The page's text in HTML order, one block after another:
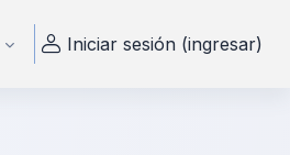
Iniciar sesión (ingresar)